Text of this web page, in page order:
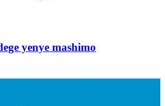
yenye mashimo